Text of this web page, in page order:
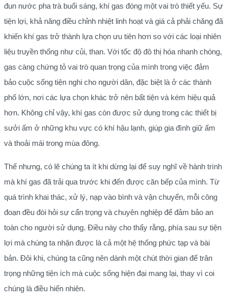
đun nước pha trà buổi sáng, khí gas đóng một vai trò thiết yếu. Sự
tiện lợi, khả năng điều chỉnh nhiệt linh hoạt và giá cả phải chăng đã
khiến khí gas trở thành lựa chọn ưu tiên hơn so với các loại nhiên
liệu truyền thống như củi, than. Với tốc độ đô thị hóa nhanh chóng,
gas càng chứng tỏ vai trò quan trọng của mình trong việc đảm
bảo cuộc sống tiện nghi cho người dân, đặc biệt là ở các thành
phố lớn, nơi các lựa chọn khác trở nên bất tiện và kém hiệu quả
hơn. Không chỉ vậy, khí gas còn được sử dụng trong các thiết bị
sưởi ấm ở những khu vực có khí hậu lạnh, giúp gia đình giữ ấm
và thoải mái trong mùa đông.
Thế nhưng, có lẽ chúng ta ít khi dừng lại để suy nghĩ về hành trình
mà khí gas đã trải qua trước khi đến được căn bếp của mình. Từ
quá trình khai thác, xử lý, nạp vào bình và vận chuyển, mỗi công
đoạn đều đòi hỏi sự cẩn trọng và chuyên nghiệp để đảm bảo an
toàn cho người sử dụng. Điều này cho thấy rằng, phía sau sự tiện
lợi mà chúng ta nhận được là cả một hệ thống phức tạp và bài
bản. Đôi khi, chúng ta cũng nên dành một chút thời gian để trân
trọng những tiện ích mà cuộc sống hiện đại mang lại, thay vì coi
chúng là điều hiển nhiên.